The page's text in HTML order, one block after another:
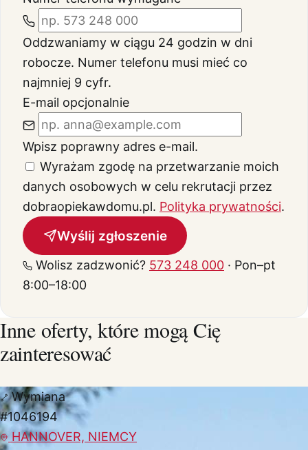
Oddzwaniamy w ciągu 24 godzin w dni
robocze. Numer telefonu musi mieć co
najmniej 9 cyfr.
E-mail opcjonalnie
Wpisz poprawny adres e-mail.
Wyrażam zgodę na przetwarzanie moich
danych osobowych w celu rekrutacji przez
dobraopiekawdomu.pl. Polityka prywatności.
Wyślij zgłoszenie
Wolisz zadzwonić? 573 248 000 · Pon–pt
8:00–18:00
Inne oferty, które mogą Cię
zainteresować
Wymiana
#1046194
HANNOVER, NIEMCY